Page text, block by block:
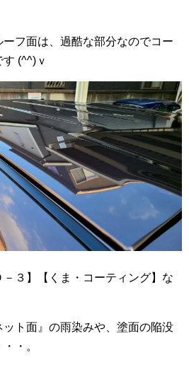
フ面は、過酷な部分なのでコー
(^^)ｖ
－３】【くま・コーティング】な
ット面』の雨染みや、塗面の陥没
・。